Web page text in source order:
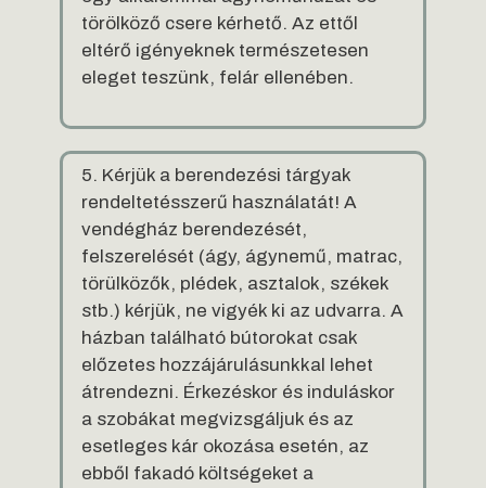
törölköző csere kérhető. Az ettől
eltérő igényeknek természetesen
eleget teszünk, felár ellenében.
5. Kérjük a berendezési tárgyak
rendeltetésszerű használatát! A
vendégház berendezését,
felszerelését (ágy, ágynemű, matrac,
törülközők, plédek, asztalok, székek
stb.) kérjük, ne vigyék ki az udvarra. A
házban található bútorokat csak
előzetes hozzájárulásunkkal lehet
átrendezni. Érkezéskor és induláskor
a szobákat megvizsgáljuk és az
esetleges kár okozása esetén, az
ebből fakadó költségeket a